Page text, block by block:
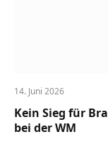
14. Juni 2026
Kein Sieg für
bei der WM